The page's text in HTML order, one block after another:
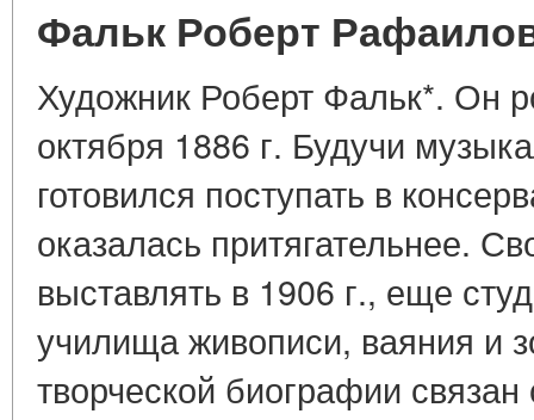
Фальк Роберт
Художник Роберт Фальк*. Он
октября 1886 г. Будучи
готовился поступать в
оказалась притягательнее.
выставлять в 1906 г., еще
училища живописи, ваяния и
творческой биографии